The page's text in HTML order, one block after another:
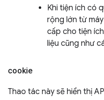
Khi tiện ích có
rộng lớn từ
cấp cho tiện
liệu cũng như
cookie
Thao tác này sẽ hiển thị